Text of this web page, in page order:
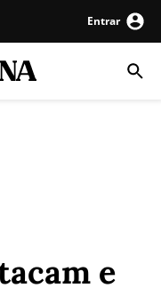
Entrar
e